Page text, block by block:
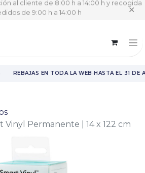
al cliente de 8:00 h a 14:00 h y recogida
de 9:00 h a 14:00 h ✕
REBAJAS EN TODA LA WEB· HASTA EL 31 DE
Vinyl Permanente | 14 x 122 cm